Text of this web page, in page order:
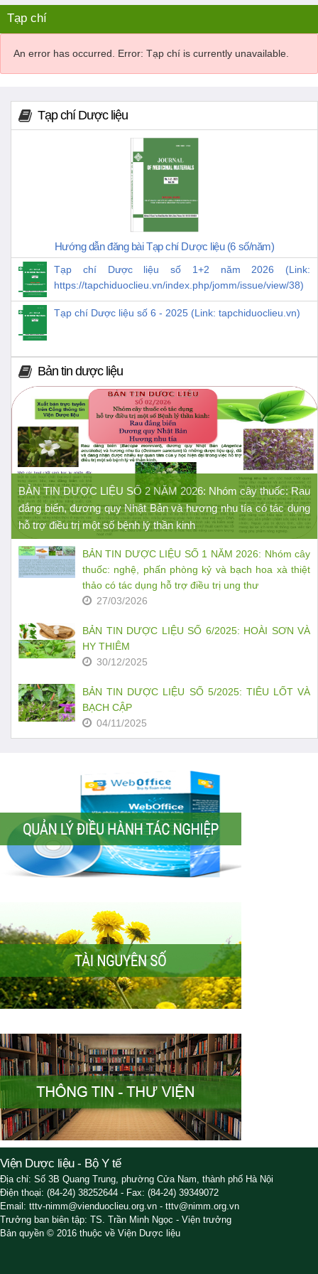
Tạp chí
An error has occurred. Error: Tạp chí is currently unavailable.
Tạp chí Dược liệu
Hướng dẫn đăng bài Tạp chí Dược liệu (6 số/năm)
Tạp chí Dược liệu số 1+2 năm 2026 (Link:
https://tapchiduoclieu.vn/index.php/jomm/issue/view/38)
Tạp chí Dược liệu số 6 - 2025 (Link: tapchiduoclieu.vn)
Bản tin dược liệu
BẢN TIN DƯỢC LIỆU SỐ 2 NĂM 2026: Nhóm cây thuốc: Rau
đắng biển, đương quy Nhật Bản và hương nhu tía có tác dụng
hỗ trợ điều trị một số bệnh lý thần kinh
BẢN TIN DƯỢC LIỆU SỐ 1 NĂM 2026: Nhóm cây
thuốc: nghệ, phấn phòng kỷ và bạch hoa xà thiệt
thảo có tác dụng hỗ trợ điều trị ung thư
27/03/2026
BẢN TIN DƯỢC LIỆU SỐ 6/2025: HOÀI SƠN VÀ
HY THIÊM
30/12/2025
BẢN TIN DƯỢC LIỆU SỐ 5/2025: TIÊU LỐT VÀ
BẠCH CẬP
04/11/2025
Viện Dược liệu - Bộ Y tế
Địa chỉ: Số 3B Quang Trung, phường Cửa Nam, thành phố Hà Nội
Điện thoại: (84-24) 38252644 - Fax: (84-24) 39349072
Email: tttv-nimm@vienduoclieu.org.vn - tttv@nimm.org.vn
Trưởng ban biên tập: TS. Trần Minh Ngọc - Viện trưởng
Bản quyền © 2016 thuộc về Viện Dược liệu